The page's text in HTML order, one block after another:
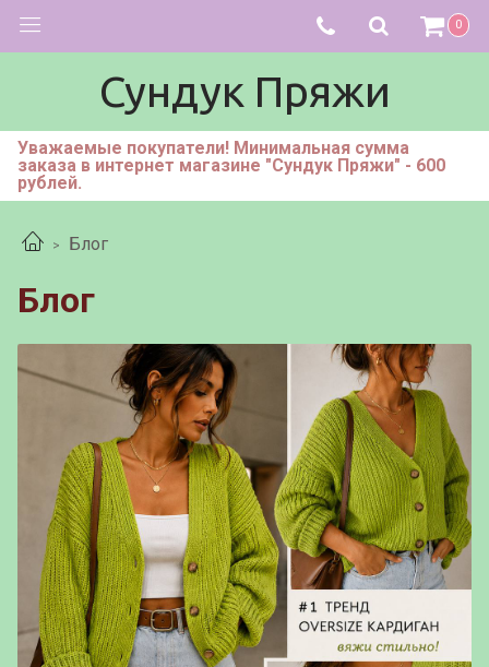
0
Сундук Пряжи
Уважаемые покупатели! Минимальная сумма
заказа в интернет магазине "Сундук Пряжи" - 600
рублей.
Блог
Блог